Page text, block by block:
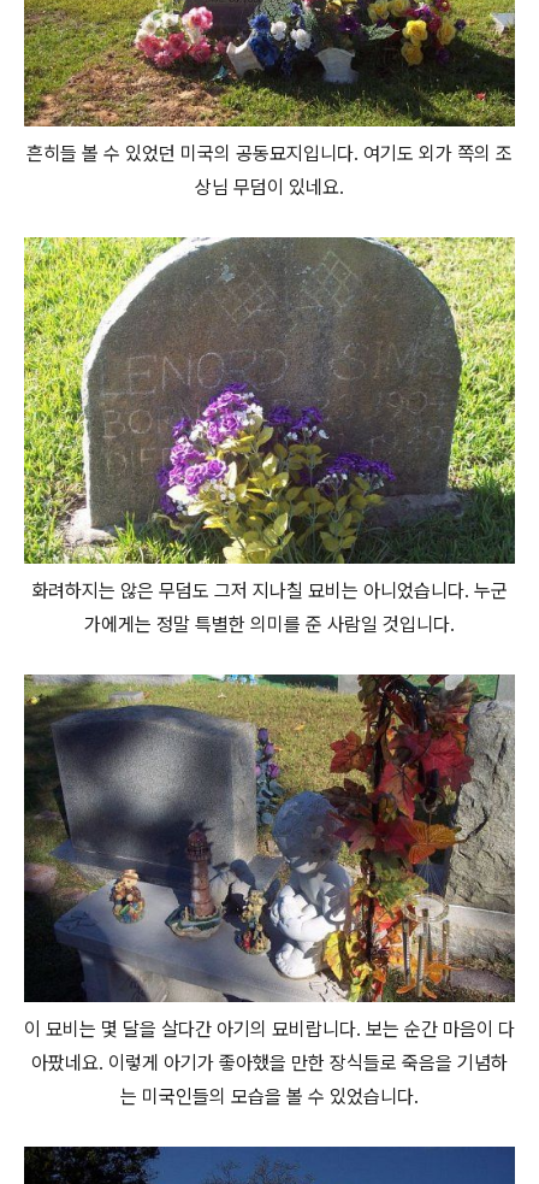
흔히들 볼 수 있었던 미국의 공동묘지입니다. 여기도 외가 쪽의 조
상님 무덤이 있네요.
화려하지는 않은 무덤도 그저 지나칠 묘비는 아니었습니다. 누군
가에게는 정말 특별한 의미를 준 사람일 것입니다.
이 묘비는 몇 달을 살다간 아기의 묘비랍니다. 보는 순간 마음이 다
아팠네요. 이렇게 아기가 좋아했을 만한 장식들로 죽음을 기념하
는 미국인들의 모습을 볼 수 있었습니다.